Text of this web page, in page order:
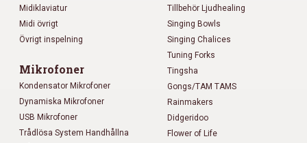
Midiklaviatur
Midi övrigt
Övrigt inspelning
Mikrofoner
Kondensator Mikrofoner
Dynamiska Mikrofoner
USB Mikrofoner
Trådlösa System Handhållna
Tillbehör Ljudhealing
Singing Bowls
Singing Chalices
Tuning Forks
Tingsha
Gongs/TAM TAMS
Rainmakers
Didgeridoo
Flower of Life